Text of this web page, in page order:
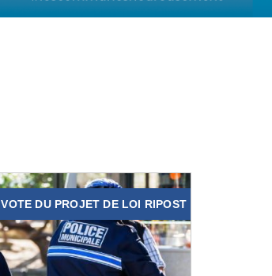
VOTE DU PROJET DE LOI RIPOST